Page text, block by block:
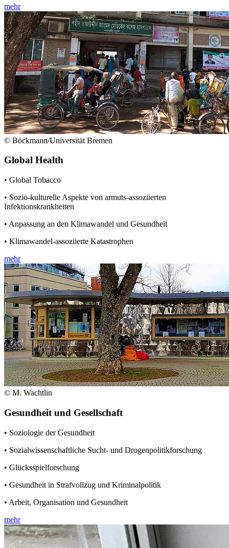
mehr
© Böckmann/Universität Bremen
Global Health
• Global Tobacco
• Sozio-kulturelle Aspekte von armuts-assoziierten
Infektionskrankheiten
• Anpassung an den Klimawandel und Gesundheit
• Klimawandel-assoziierte Katastrophen
mehr
© M. Wachtlin
Gesundheit und Gesellschaft
• Soziologie der Gesundheit
• Sozialwissenschaftliche Sucht- und Drogenpolitikforschung
• Glücksspielforschung
• Gesundheit in Strafvollzug und Kriminalpolitik
• Arbeit, Organisation und Gesundheit
mehr